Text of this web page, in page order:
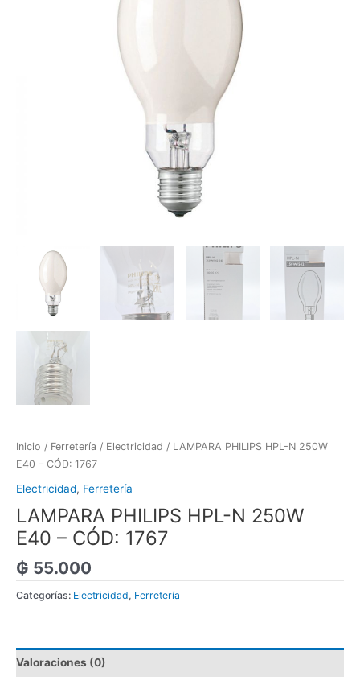
Inicio / Ferretería / Electricidad / LAMPARA PHILIPS HPL-N 250W
E40 – CÓD: 1767
Electricidad, Ferretería
LAMPARA PHILIPS HPL-N 250W
E40 – CÓD: 1767
₲ 55.000
Categorías: Electricidad, Ferretería
Valoraciones (0)